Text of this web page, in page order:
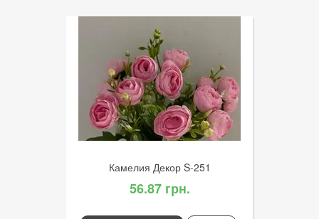
Артикул:2851
Диаметр цветка:6
Камелия Декор S-251
56.87 грн.